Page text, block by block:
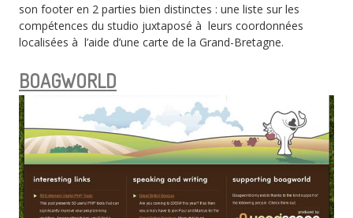
son footer en 2 parties bien distinctes : une liste sur les
compétences du studio juxtaposé à leurs coordonnées
localisées à l’aide d’une carte de la Grand-Bretagne.
BOAGWORLD